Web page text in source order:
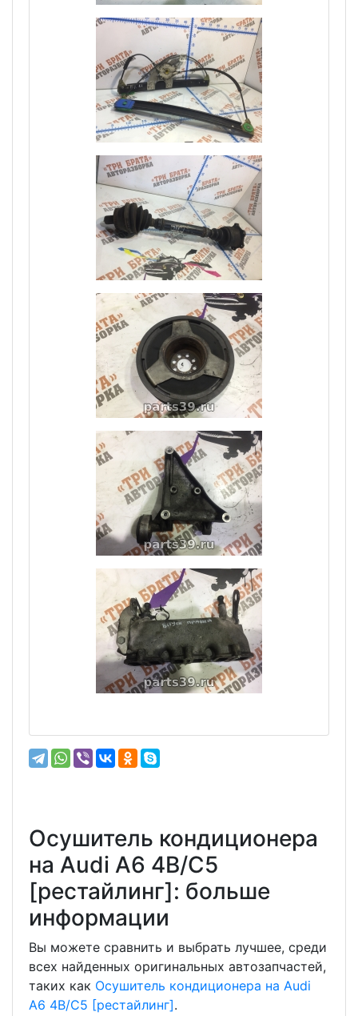
Осушитель кондиционера
на Audi A6 4B/C5
[рестайлинг]: больше
информации
Вы можете сравнить и выбрать лучшее, среди
всех найденных оригинальных автозапчастей,
таких как Осушитель кондиционера на Audi
A6 4B/C5 [рестайлинг].